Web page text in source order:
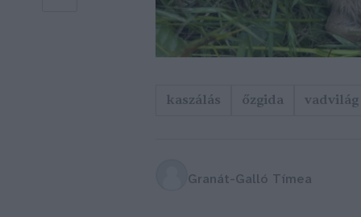
kaszálás őzgida vadvilág
Granát-Galló Tímea